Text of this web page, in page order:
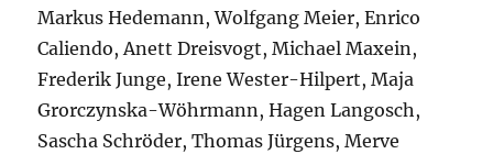
Markus Hedemann, Wolfgang Meier, Enrico
Caliendo, Anett Dreisvogt, Michael Maxein,
Frederik Junge, Irene Wester-Hilpert, Maja
Grorczynska-Wöhrmann, Hagen Langosch,
Sascha Schröder, Thomas Jürgens, Merve